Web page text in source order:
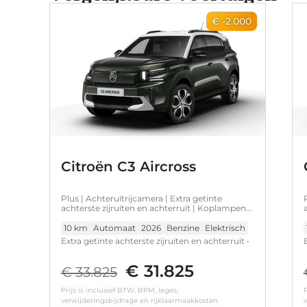
€ -2.000
Citroën C3 Aircross
Plus | Achteruitrijcamera | Extra getinte
achterste zijruiten en achterruit | Koplampen
10 km Automaat 2026 Benzine Elektrisch
Extra getinte achterste zijruiten en achterruit •
verlichting • Parkeersensoren achter
€ 33.825 € 31.825
Prijs is inclusief BTW, BPM, leges,
verwijderingsbijdrage en rijklaarmaakkosten.